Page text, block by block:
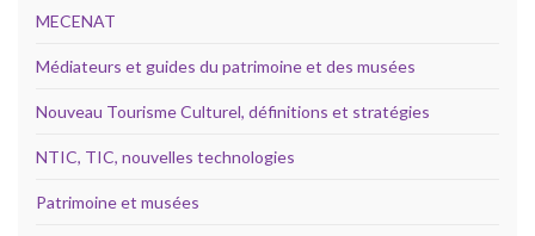
MECENAT
Médiateurs et guides du patrimoine et des musées
Nouveau Tourisme Culturel, définitions et stratégies
NTIC, TIC, nouvelles technologies
Patrimoine et musées